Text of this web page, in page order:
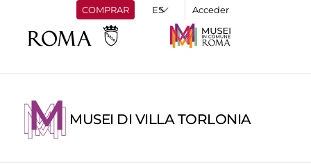
COMPRAR Acceder
MUSEI DI VILLA TORLONIA